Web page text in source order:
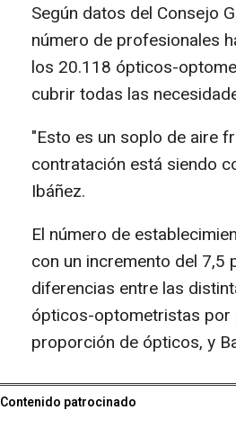
Según datos del Consejo
número de profesionales
los 20.118 ópticos-
cubrir todas las
"Esto es un soplo de aire
contratación está siendo
Ibáñez.
El número de
con un incremento del 7,5
diferencias entre las
ópticos-optometristas por
proporción de ópticos, y
Contenido patrocinado